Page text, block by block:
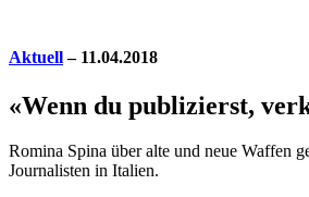
Aktuell– 11.04.2018
«Wenn du publizierst,
Romina Spina über alte und neue Waffen
Journalisten in Italien.